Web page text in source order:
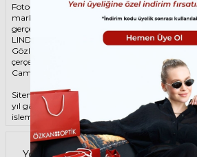
Fotoğraftaki Gözlük Çerçevesi kutusu gösterim
markanın orijinal alternatiflerinden gönderim
gerçekleştirilebilmektedir.
LINDBERG Unisex Gözlük
Gözlük Çerçevesi çerçeve şekli Yuvarlak,
çerçeve rengi renktir.
Camlar %100 korumalı renkli camların
Sitemizden alacağınız LINDBERG Gözlük
yıl garantilidir. Garanti kapsamındaki tüm
işlemleriniÖZKAN OPTİK
mağazalarından
Garanti kapsamı dışındaki tüm parça
Yorumlar